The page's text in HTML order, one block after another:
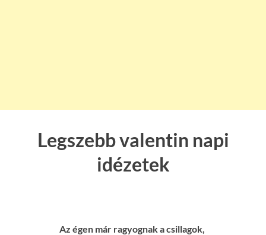
Legszebb valentin napi
idézetek
Az égen már ragyognak a csillagok,